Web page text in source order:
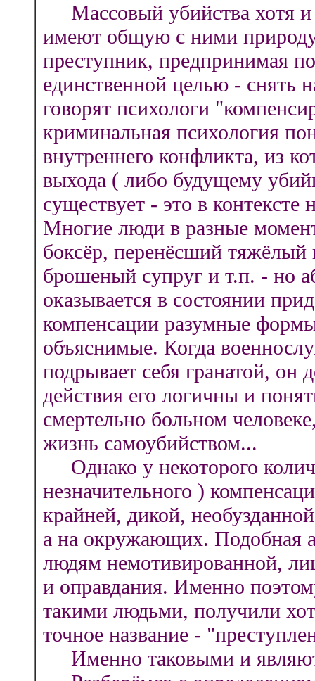
Массовый убийства хотя и
имеют общую с ними
преступник, предпринимая
единственной целью - снять
говорят психологи
криминальная психология
внутреннего конфликта, из
выхода ( либо будущему
существует - это в
Многие люди в разные
боксёр, перенёсший
брошеный супруг и т.п. - но
оказывается в состоянии
компенсации разумные
объяснимые. Когда
подрывает себя гранатой, он
действия его логичны и
смертельно больном
жизнь самоубийством...
Однако у некоторого
незначительного )
крайней, дикой,
а на окружающих. Подобная
людям немотивированной,
и оправдания. Именно
такими людьми, получили
точное название -
Именно таковыми и